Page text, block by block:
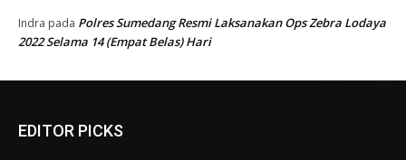
Indra pada Polres Sumedang Resmi Laksanakan Ops Zebra Lodaya
2022 Selama 14 (Empat Belas) Hari
EDITOR PICKS